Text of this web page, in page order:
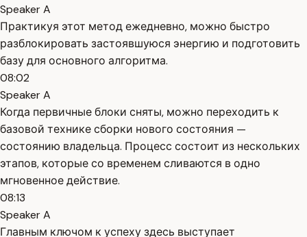
Speaker A
Практикуя этот метод ежедневно, можно быстро
разблокировать застоявшуюся энергию и подготовить
базу для основного алгоритма.
08:02
Speaker A
Когда первичные блоки сняты, можно переходить к
базовой технике сборки нового состояния —
состоянию владельца. Процесс состоит из нескольких
этапов, которые со временем сливаются в одно
мгновенное действие.
08:13
Speaker A
Главным ключом к успеху здесь выступает